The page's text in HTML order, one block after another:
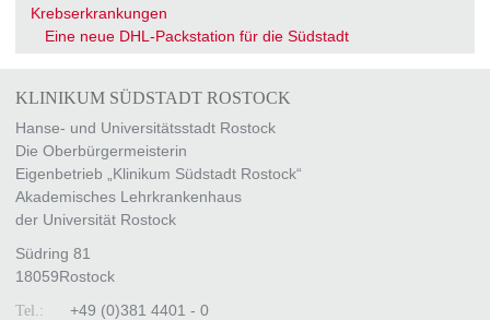
Krebserkrankungen
Eine neue DHL-Packstation für die Südstadt
KLINIKUM SÜDSTADT ROSTOCK
Hanse- und Universitätsstadt Rostock
Die Oberbürgermeisterin
Eigenbetrieb „Klinikum Südstadt Rostock“
Akademisches Lehrkrankenhaus
der Universität Rostock
Südring 81
18059Rostock
Tel.: +49 (0)381 4401 - 0